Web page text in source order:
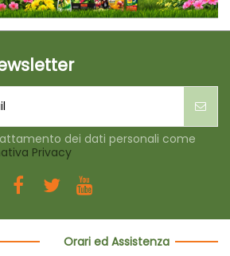
dei dati personali come
Privacy
Orari ed Assistenza